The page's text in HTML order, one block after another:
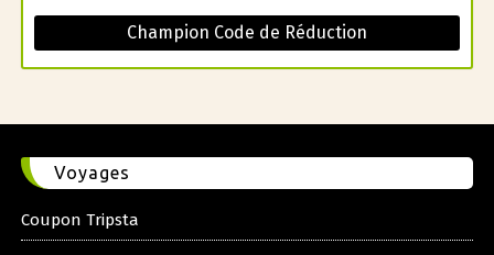
Champion Code de Réduction
Voyages
Coupon Tripsta